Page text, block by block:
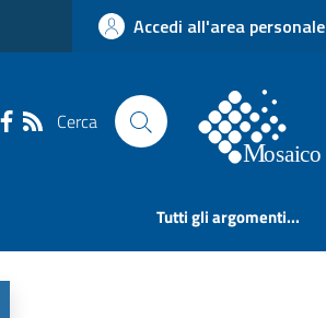
Accedi all'area personale
Cerca
Tutti gli argomenti...